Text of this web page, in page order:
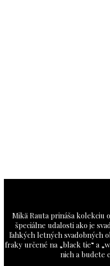
Mikä Rauta prináša kolekciu
špeciálne udalosti ako je
ľahkých letných svadobných
fraky určené na „black tie“ a
nich a budete